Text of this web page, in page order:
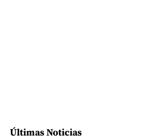
Últimas Noticias